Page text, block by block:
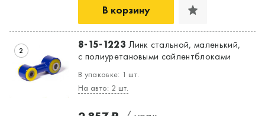
В корзину
2 8-15-1223 Линк стальной, маленький,
с полиуретановыми сайлентблоками
В упаковке: 1 шт.
На авто: 2 шт.